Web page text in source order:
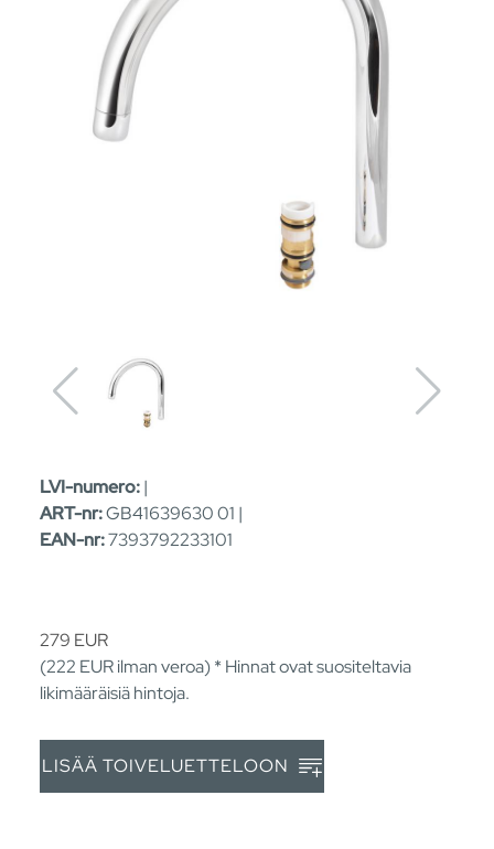
LVI-numero:|
ART-nr:GB41639630 01 |
EAN-nr:7393792233101
279 EUR
(222 EURilman veroa) * Hinnat ovat suositeltavia
likimääräisiä hintoja.
LISÄÄ TOIVELUETTELOON